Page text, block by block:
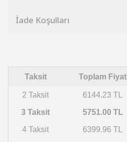
İade Koşulları
Taksit Toplam Fiyat
2 Taksit 6144.23 TL
3 Taksit 5751.00 TL
4 Taksit 6399.96 TL